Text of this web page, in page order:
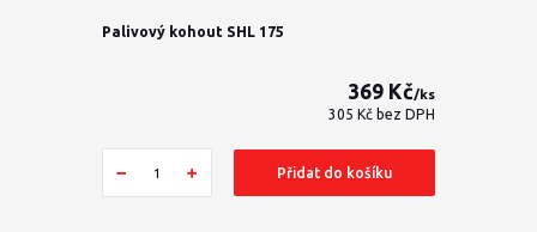
Palivový kohout SHL 175
369 Kč/ks
305 Kč bez DPH
Přidat do košíku